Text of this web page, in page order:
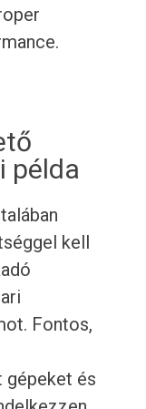
példa
kell
Fontos,
gépeket és